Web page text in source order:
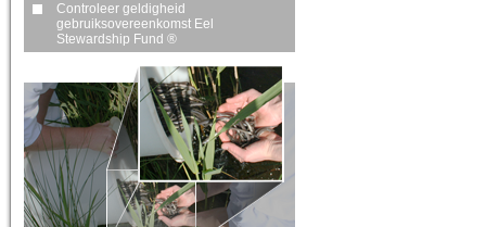
Controleer geldigheid
gebruiksovereenkomst Eel
Stewardship Fund ®